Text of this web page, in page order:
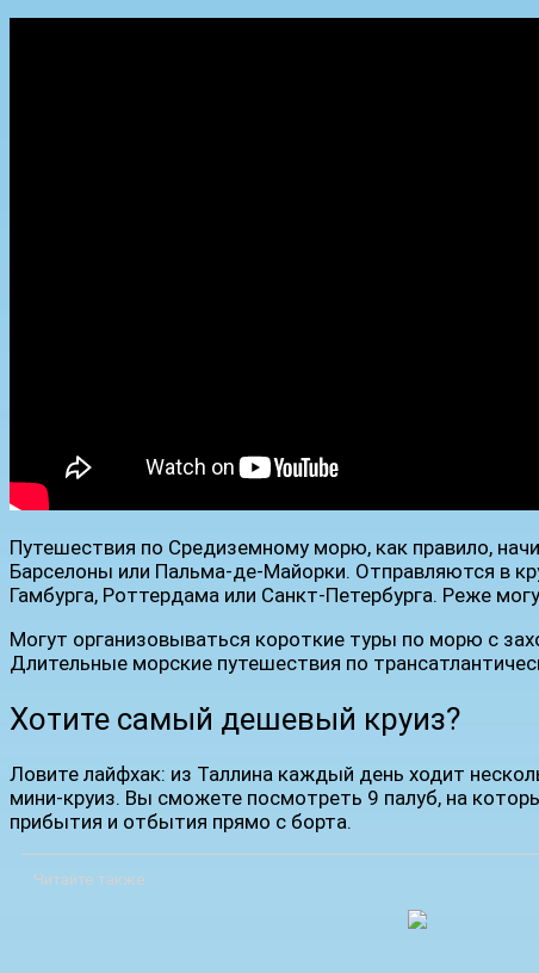
Путешествия по Средиземному морю, как правило,
Барселоны или Пальма-де-Майорки. Отправляются в
Гамбурга, Роттердама или Санкт-Петербурга. Реже
Могут организовываться короткие туры по морю с
Длительные морские путешествия по
Хотите самый дешевый круиз?
Ловите лайфхак: из Таллина каждый день ходит
мини-круиз. Вы сможете посмотреть 9 палуб, на
прибытия и отбытия прямо с борта.
Читайте также